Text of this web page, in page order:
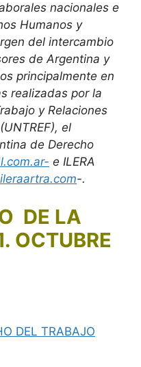
nacionales e
Humanos y
del intercambio
de Argentina y
principalmente en
realizadas por la
y Relaciones
el
de Derecho
e ILERA
-.
DE LA
OCTUBRE
DEL TRABAJO